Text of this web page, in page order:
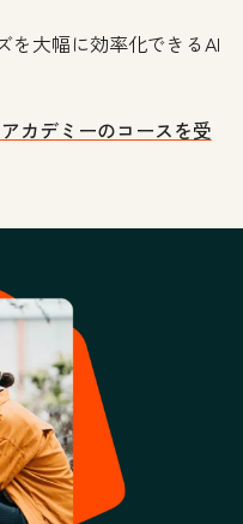
を大幅に効率化できるAI
カデミーのコースを受